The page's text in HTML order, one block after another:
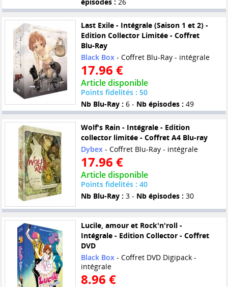
Last Exile - Intégrale (Saison 1 et 2) -
Edition Collector Limitée - Coffret
Blu-Ray
Black Box - Coffret Blu-Ray - intégrale
17.96 €
Article disponible
Points fidelités : 50
Nb Blu-Ray : 6 - Nb épisodes : 49
Wolf's Rain - Intégrale - Edition
collector limitée - Coffret A4 Blu-ray
Dybex - Coffret Blu-Ray - intégrale
17.96 €
Article disponible
Points fidelités : 40
Nb Blu-Ray : 3 - Nb épisodes : 30
Lucile, amour et Rock'n'roll -
Intégrale - Edition Collector - Coffret
DVD
Black Box - Coffret DVD Digipack -
intégrale
8.96 €